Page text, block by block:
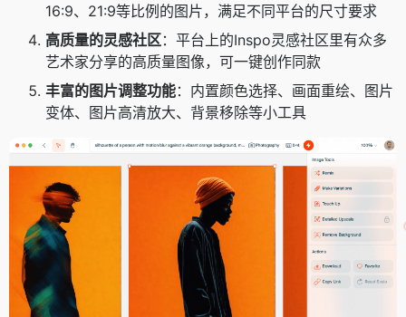
16:9、21:9等比例的图片，满足不同平台的尺寸要求
高质量的灵感社区：平台上的Inspo灵感社区里有众多
艺术家分享的高质量图像，可一键创作同款
丰富的图片调整功能：内置颜色选择、画面重绘、图片
变体、图片高清放大、背景移除等小工具